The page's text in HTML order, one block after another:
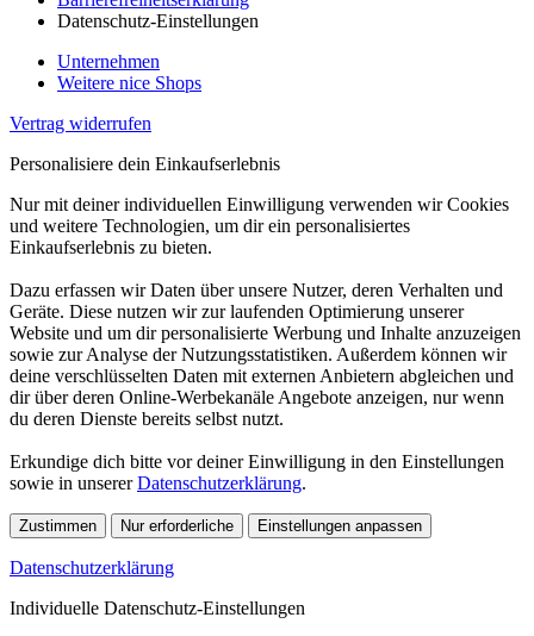
Datenschutz-Einstellungen
Unternehmen
Weitere nice Shops
Vertrag widerrufen
Personalisiere dein Einkaufserlebnis
Nur mit deiner individuellen Einwilligung verwenden wir Cookies
und weitere Technologien, um dir ein personalisiertes
Einkaufserlebnis zu bieten.
Dazu erfassen wir Daten über unsere Nutzer, deren Verhalten und
Geräte. Diese nutzen wir zur laufenden Optimierung unserer
Website und um dir personalisierte Werbung und Inhalte anzuzeigen
sowie zur Analyse der Nutzungsstatistiken. Außerdem können wir
deine verschlüsselten Daten mit externen Anbietern abgleichen und
dir über deren Online-Werbekanäle Angebote anzeigen, nur wenn
du deren Dienste bereits selbst nutzt.
Erkundige dich bitte vor deiner Einwilligung in den Einstellungen
sowie in unsererDatenschutzerklärung.
Zustimmen Nur erforderliche Einstellungen anpassen
Datenschutzerklärung
Individuelle Datenschutz-Einstellungen